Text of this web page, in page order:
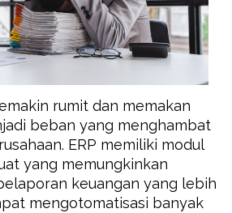
rumit dan memakan
beban yang menghambat
ERP memiliki modul
yang memungkinkan
keuangan yang lebih
mengotomatisasi banyak